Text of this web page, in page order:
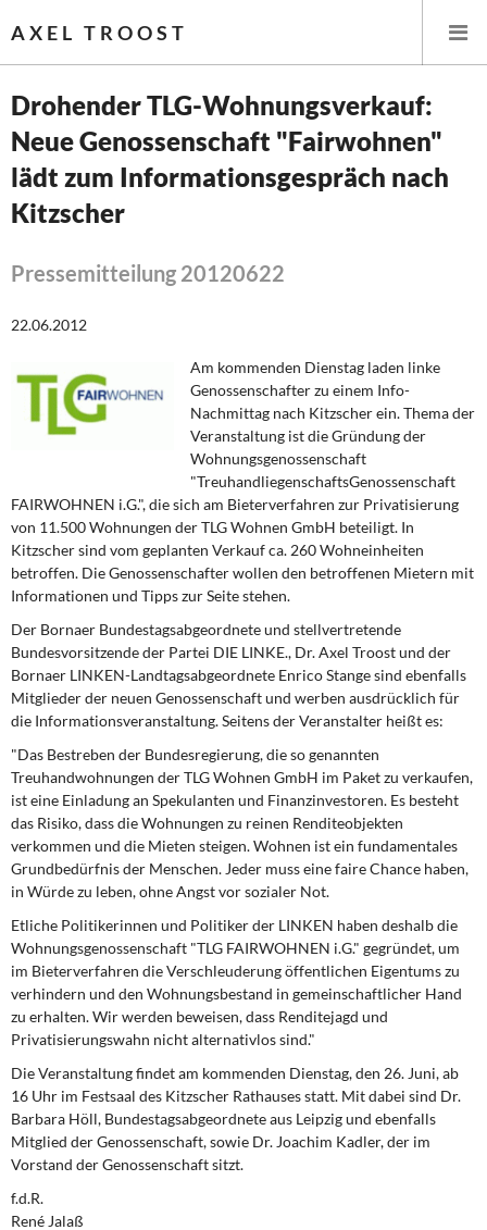
AXEL TROOST
Startseite
Themen
Öffentliche Infrastruktur und Daseinsvorsorge
Eurokrise und Griechenland
DIE LINKE
Weitere Themen
Memo-Gruppe
Institut Solidarische Moderne
Rosa-Luxemburg-Stiftung
Über mich
Kontakt
Drohender TLG-Wohnungsverkauf:
Neue Genossenschaft "Fairwohnen"
lädt zum Informationsgespräch nach
Kitzscher
Pressemitteilung 20120622
22.06.2012
Am kommenden Dienstag laden linke
Genossenschafter zu einem Info-
Nachmittag nach Kitzscher ein. Thema der
Veranstaltung ist die Gründung der
Wohnungsgenossenschaft
"TreuhandliegenschaftsGenossenschaft
FAIRWOHNEN i.G.", die sich am Bieterverfahren zur Privatisierung
von 11.500 Wohnungen der TLG Wohnen GmbH beteiligt. In
Kitzscher sind vom geplanten Verkauf ca. 260 Wohneinheiten
betroffen. Die Genossenschafter wollen den betroffenen Mietern mit
Informationen und Tipps zur Seite stehen.
Der Bornaer Bundestagsabgeordnete und stellvertretende
Bundesvorsitzende der Partei DIE LINKE., Dr. Axel Troost und der
Bornaer LINKEN-Landtagsabgeordnete Enrico Stange sind ebenfalls
Mitglieder der neuen Genossenschaft und werben ausdrücklich für
die Informationsveranstaltung. Seitens der Veranstalter heißt es:
"Das Bestreben der Bundesregierung, die so genannten
Treuhandwohnungen der TLG Wohnen GmbH im Paket zu verkaufen,
ist eine Einladung an Spekulanten und Finanzinvestoren. Es besteht
das Risiko, dass die Wohnungen zu reinen Renditeobjekten
verkommen und die Mieten steigen. Wohnen ist ein fundamentales
Grundbedürfnis der Menschen. Jeder muss eine faire Chance haben,
in Würde zu leben, ohne Angst vor sozialer Not.
Etliche Politikerinnen und Politiker der LINKEN haben deshalb die
Wohnungsgenossenschaft "TLG FAIRWOHNEN i.G." gegründet, um
im Bieterverfahren die Verschleuderung öffentlichen Eigentums zu
verhindern und den Wohnungsbestand in gemeinschaftlicher Hand
zu erhalten. Wir werden beweisen, dass Renditejagd und
Privatisierungswahn nicht alternativlos sind."
Die Veranstaltung findet am kommenden Dienstag, den 26. Juni, ab
16 Uhr im Festsaal des Kitzscher Rathauses statt. Mit dabei sind Dr.
Barbara Höll, Bundestagsabgeordnete aus Leipzig und ebenfalls
Mitglied der Genossenschaft, sowie Dr. Joachim Kadler, der im
Vorstand der Genossenschaft sitzt.
f.d.R.
René Jalaß